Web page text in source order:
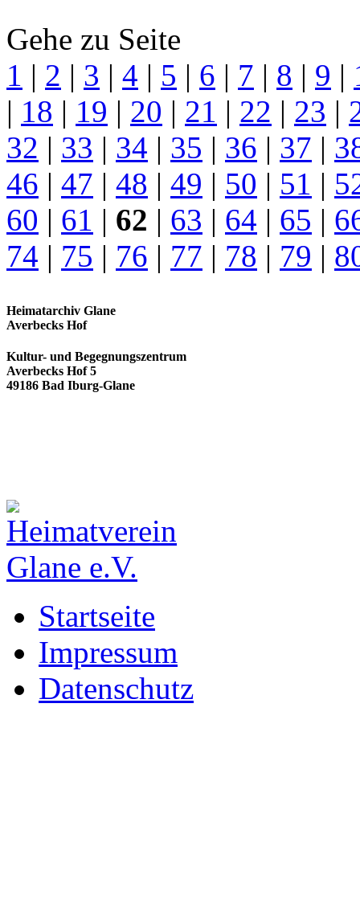
Gehe zu Seite
1 | 2 | 3 | 4 | 5 | 6 | 7 | 8 | 9 |
| 18 | 19 | 20 | 21 | 22 | 23 |
32 | 33 | 34 | 35 | 36 | 37 |
46 | 47 | 48 | 49 | 50 | 51 |
60 | 61 | 62 | 63 | 64 | 65 |
74 | 75 | 76 | 77 | 78 | 79 |
Heimatarchiv Glane
Averbecks Hof
Kultur- und Begegnungszentrum
Averbecks Hof 5
49186 Bad Iburg-Glane
Startseite
Impressum
Datenschutz